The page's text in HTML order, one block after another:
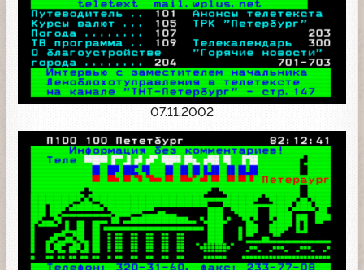
07.11.2002